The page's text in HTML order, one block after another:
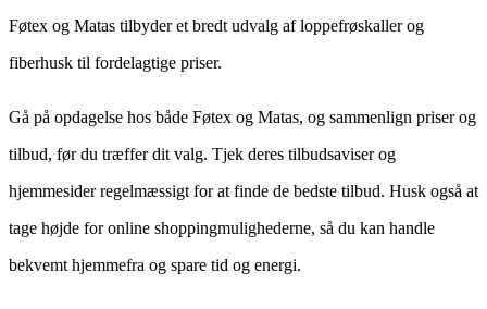
Føtex og Matas tilbyder et bredt udvalg af loppefrøskaller og
fiberhusk til fordelagtige priser.
Gå på opdagelse hos både Føtex og Matas, og sammenlign priser og
tilbud, før du træffer dit valg. Tjek deres tilbudsaviser og
hjemmesider regelmæssigt for at finde de bedste tilbud. Husk også at
tage højde for online shoppingmulighederne, så du kan handle
bekvemt hjemmefra og spare tid og energi.